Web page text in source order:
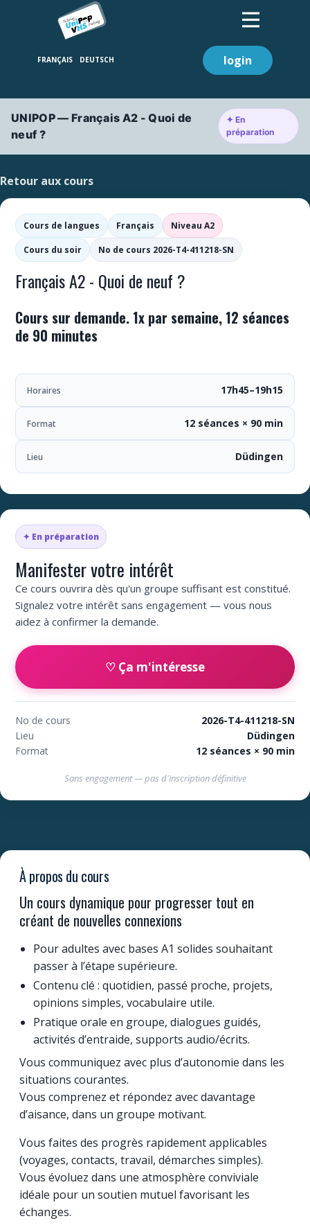
login
UNIPOP — Français A2 - Quoi de
neuf ?
✦ En
préparation
Retour aux cours
Cours de langues Français Niveau A2
Cours du soir No de cours 2026-T4-411218-SN
Français A2 - Quoi de neuf ?
Cours sur demande. 1x par semaine, 12 séances
de 90 minutes
Horaires 17h45–19h15
Format 12 séances × 90 min
Lieu Düdingen
✦ En préparation
Manifester votre intérêt
Ce cours ouvrira dès qu'un groupe suffisant est constitué.
Signalez votre intérêt sans engagement — vous nous
aidez à confirmer la demande.
♡ Ça m'intéresse
No de cours
2026-T4-411218-SN
Lieu
Düdingen
Format
12 séances × 90 min
Sans engagement — pas d'inscription définitive
À propos du cours
Un cours dynamique pour progresser tout en
créant de nouvelles connexions
Pour adultes avec bases A1 solides souhaitant
passer à l’étape supérieure.
Contenu clé : quotidien, passé proche, projets,
opinions simples, vocabulaire utile.
Pratique orale en groupe, dialogues guidés,
activités d’entraide, supports audio/écrits.
Vous communiquez avec plus d’autonomie dans les
situations courantes.
Vous comprenez et répondez avec davantage
d’aisance, dans un groupe motivant.
Vous faites des progrès rapidement applicables
(voyages, contacts, travail, démarches simples).
Vous évoluez dans une atmosphère conviviale
idéale pour un soutien mutuel favorisant les
échanges.